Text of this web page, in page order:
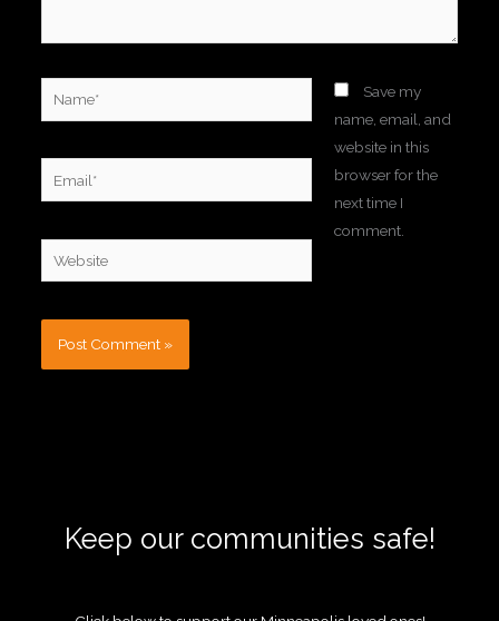
Website
Save my
name, email, and
website in this
browser for the
next time I
comment.
Keep our communities safe!